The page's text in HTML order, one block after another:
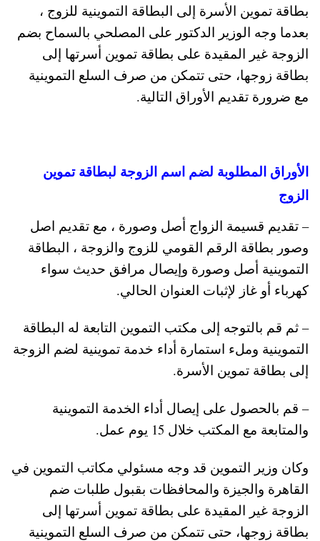
بطاقة تموين الأسرة إلى البطاقة التموينية للزوج ،
بعدما وجه الوزير الدكتور على المصلحي بالسماح بضم
الزوجة غير المقيدة على بطاقة تموين أسرتها إلى
بطاقة زوجها، حتى تتمكن من صرف السلع التموينية
مع ضرورة تقديم الأوراق التالية.
الأوراق المطلوبة لضم اسم الزوجة لبطاقة تموين
الزوج
– تقديم قسيمة الزواج أصل وصورة ، مع تقديم اصل
وصور بطاقة الرقم القومي للزوج والزوجة ، البطاقة
التموينية أصل وصورة وإيصال مرافق حديث سواء
كهرباء أو غاز لإثبات العنوان الحالي.
– ثم قم بالتوجه إلى مكتب التموين التابعة له البطاقة
التموينية وملء استمارة أداء خدمة تموينية لضم الزوجة
إلى بطاقة تموين الأسرة.
– قم بالحصول على إيصال أداء الخدمة التموينية
والمتابعة مع المكتب خلال 15 يوم عمل.
وكان وزير التموين قد وجه مسئولي مكاتب التموين في
القاهرة والجيزة والمحافظات بقبول طلبات ضم
الزوجة غير المقيدة على بطاقة تموين أسرتها إلى
بطاقة زوجها، حتى تتمكن من صرف السلع التموينية